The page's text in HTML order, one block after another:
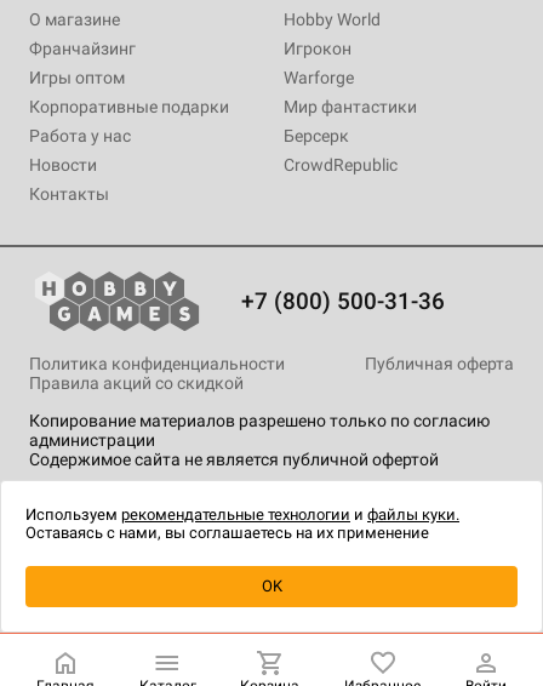
О магазине
Франчайзинг
Игры оптом
Корпоративные подарки
Работа у нас
Новости
Контакты
Hobby World
Игрокон
Warforge
Мир фантастики
Берсерк
CrowdRepublic
+7 (800) 500-31-36
Копирование материалов разрешено только по согласию
администрации
Содержимое сайта не является публичной офертой
Политика конфиденциальности
Публичная оферта
Правила акций со скидкой
технологии .
Используем рекомендательные технологии и файлы куки.
Оставаясь с нами, вы соглашаетесь на их применение
OK